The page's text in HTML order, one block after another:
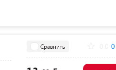
Сравнить